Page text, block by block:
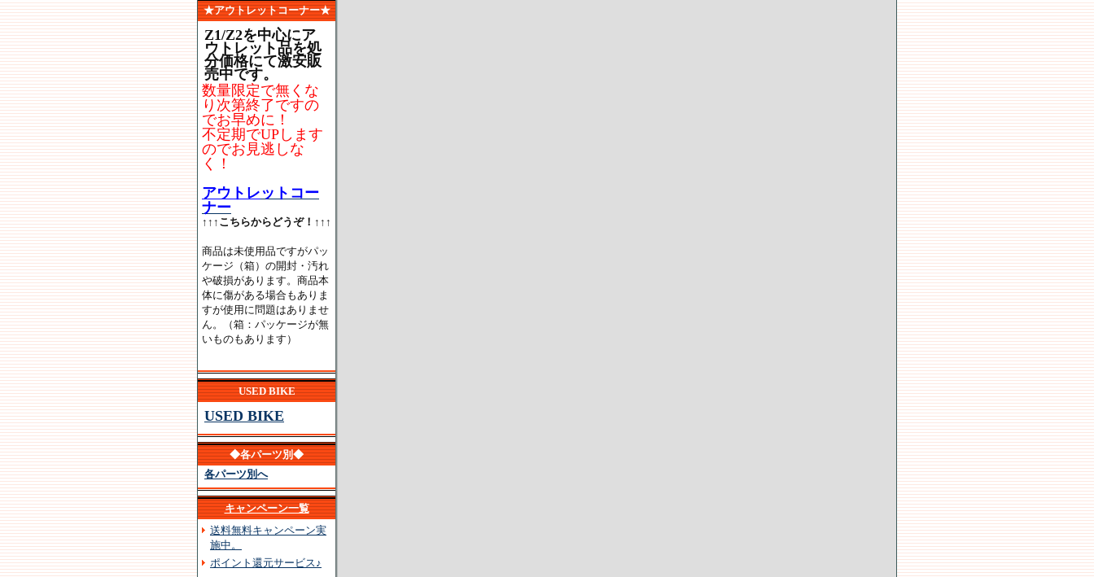
★アウトレットコーナー★
Z1/Z2を中心にア
ウトレット品を処
分価格にて激安販
売中です。
数量限定で無くな
り次第終了ですの
でお早めに！
不定期でUPします
のでお見逃しな
く！
アウトレ ットコー
ナー
↑↑↑こちらからどうぞ！↑↑↑
商品は未使用品ですがパッ
ケージ（箱）の開封・汚れ
や破損があります。商品本
体に傷がある場合もありま
すが使用に問題はありませ
ん。（箱：パッケージが無
いものもあります）
USED BIKE
USED BIKE
◆各パーツ別◆
各パーツ別へ
キャンペーン一覧
送料無料キャンペーン実
施中。
ポイント還元サービス♪